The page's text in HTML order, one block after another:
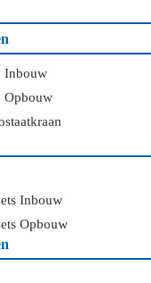
Inbouw
Opbouw
Inbouw
Opbouw